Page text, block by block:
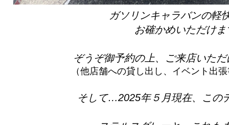
ガソリンキャラバンの軽
お確かめいただけま
ぞうぞ御予約の上、ご来店いた
（他店舗への貸し出し、イベント出
そして…2025年５月現在、この